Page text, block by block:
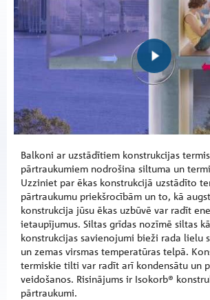
Balkoni ar uzstādītiem konstrukcijas
pārtraukumiem nodrošina siltuma un
Uzziniet par ēkas konstrukcijā uzstādīto
pārtraukumu priekšrocībām un to, kā
konstrukcija jūsu ēkas uzbūvē var radīt
ietaupījumus. Siltas grīdas nozīmē siltas
konstrukcijas savienojumi bieži rada lielu
un zemas virsmas temperatūras telpā.
termiskie tilti var radīt arī kondensātu un
veidošanos. Risinājums ir Isokorb®
pārtraukumi.